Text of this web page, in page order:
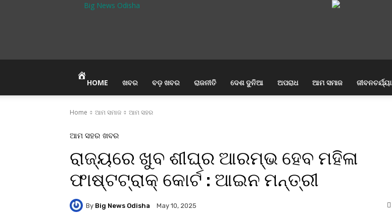
Big News Odisha
HOME ଖବର ବଡ଼ ଖବର ରାଜନୀତି ଦେଶ ଦୁନିଆ ଅପରାଧ ଆମ ସମାଜ ଜୀବନଚର୍ଯ୍ୟା
Home ଆମ ସମାଜ ଆମ ସହର
ଆମ ସହର ଖବର
ରାଜ୍ୟରେ ଖୁବ ଶୀଘ୍ର ଆରମ୍ଭ ହେବ ମହିଳା
ଫାଷ୍ଟଟ୍ରାକ୍ କୋର୍ଟ : ଆଇନ ମନ୍ତ୍ରୀ
By Big News Odisha May 10, 2025